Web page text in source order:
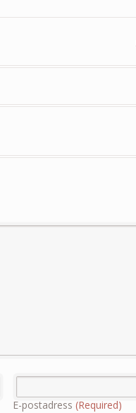
E-postadress(Required)